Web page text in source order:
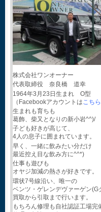
株式会社ワンオーナー
代表取締役 奈良橋 道幸
1964年3月23日生まれ O型
（Facebookアカウントは こちら
生まれも育ちも
葛飾、柴又となりの新小岩^^)/
子ども好きが高じて、
4人の息子に囲まれています。
早く、一緒に飲みたい分だけ
最近控え目な飲み方に^^*)
仕事も遊びも
オヤジ加減の熱さが好きです。
環状7号線沿い、唯一の
ベンツ・ゲレンデヴァーゲン(G
買取から引取まで行います。
もちろん修理も自社認証工場完